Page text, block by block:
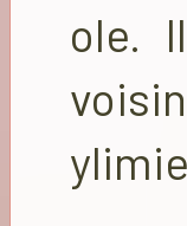
ole.